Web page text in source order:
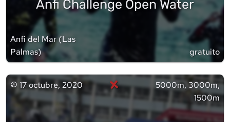
Anfi Challenge Open Water
Anfi del Mar(Las
Palmas) gratuito
17 octubre, 2020 ×
5000m, 3000m,
1500m